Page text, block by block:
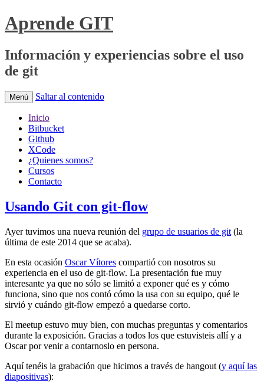
Aprende GIT
Información y experiencias sobre el uso
de git
Menú Saltar al contenido
Inicio
Bitbucket
Github
XCode
¿Quienes somos?
Cursos
Contacto
Usando Git con git-flow
Ayer tuvimos una nueva reunión del grupo de usuarios de git (la
última de este 2014 que se acaba).
En esta ocasión Oscar Vítores compartió con nosotros su
experiencia en el uso de git-flow. La presentación fue muy
interesante ya que no sólo se limitó a exponer qué es y cómo
funciona, sino que nos contó cómo la usa con su equipo, qué le
sirvió y cuándo git-flow empezó a quedarse corto.
El meetup estuvo muy bien, con muchas preguntas y comentarios
durante la exposición. Gracias a todos los que estuvisteis allí y a
Oscar por venir a contarnoslo en persona.
Aquí tenéis la grabación que hicimos a través de hangout (y aquí las
diapositivas):